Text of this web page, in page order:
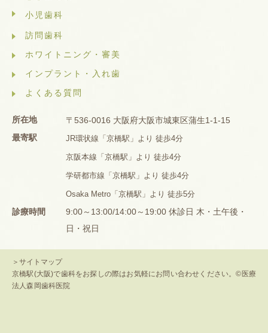
小児歯科
訪問歯科
ホワイトニング・審美
インプラント・入れ歯
よくある質問
所在地
〒536-0016 大阪府大阪市城東区蒲生1-1-15
最寄駅
JR環状線「京橋駅」より 徒歩4分
京阪本線「京橋駅」より 徒歩4分
学研都市線「京橋駅」より 徒歩4分
Osaka Metro「京橋駅」より 徒歩5分
診療時間
9:00～13:00/14:00～19:00 休診日 木・土午後・
日・祝日
＞サイトマップ
京橋駅(大阪)で歯科をお探しの際はお気軽にお問い合わせください。©医療
法人森岡歯科医院